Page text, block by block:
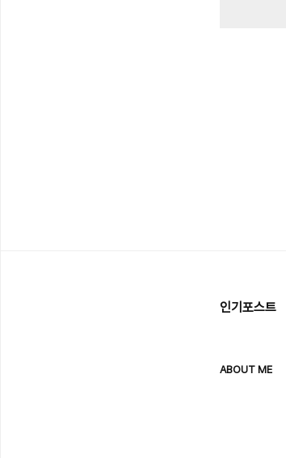
인기포스트
ABOUT ME